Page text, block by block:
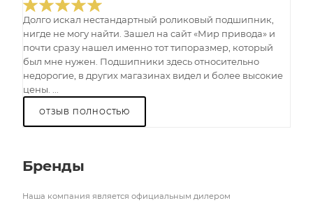
Долго искал нестандартный роликовый подшипник,
нигде не могу найти. Зашел на сайт «Мир привода» и
почти сразу нашел именно тот типоразмер, который
был мне нужен. Подшипники здесь относительно
недорогие, в других магазинах видел и более высокие
цены. ...
ОТЗЫВ ПОЛНОСТЬЮ
Бренды
Наша компания является официальным дилером